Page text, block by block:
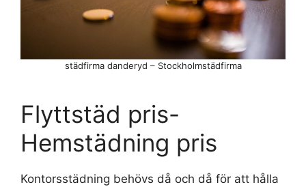
städfirma danderyd – Stockholmstädfirma
Flyttstäd pris-
Hemstädning pris
Kontorsstädning behövs då och då för att hålla